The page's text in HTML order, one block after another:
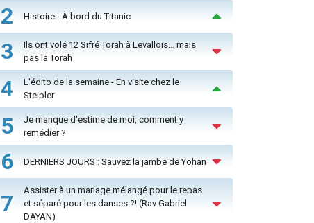
2 Histoire - À bord du Titanic
3
Ils ont volé 12 Sifré Torah à Levallois… mais
pas la Torah
4
L'édito de la semaine - En visite chez le
Steipler
5
Je manque d'estime de moi, comment y
remédier ?
6 DERNIERS JOURS : Sauvez la jambe de Yohan
7
Assister à un mariage mélangé pour le repas
et séparé pour les danses ?! (Rav Gabriel
DAYAN)